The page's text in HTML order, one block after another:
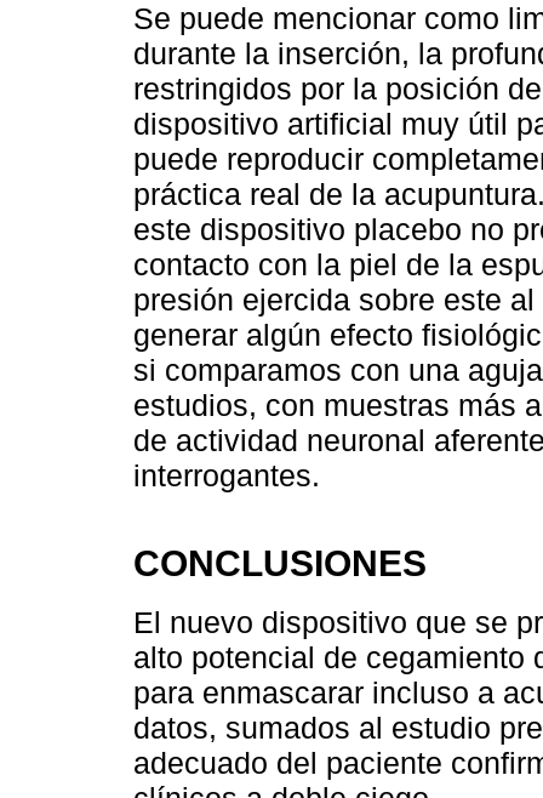
Se puede mencionar como
durante la inserción, la
restringidos por la posición
dispositivo artificial muy útil
puede reproducir
práctica real de la
este dispositivo placebo no
contacto con la piel de la
presión ejercida sobre este
generar algún efecto
si comparamos con una
estudios, con muestras más
de actividad neuronal
interrogantes.
CONCLUSIONES
El nuevo dispositivo que se
alto potencial de cegamiento
para enmascarar incluso a
datos, sumados al estudio
adecuado del paciente